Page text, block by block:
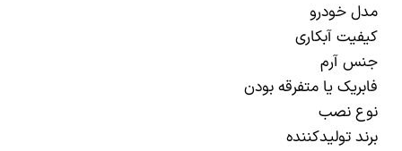
مدل خودرو
کیفیت آبکاری
جنس آرم
فابریک یا متفرقه بودن
نوع نصب
برند تولیدکننده